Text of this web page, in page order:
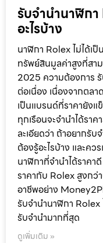
รับจำนำนาฬิกา
อะไรบ้าง
นาฬิกา Rolex ไม่ได้เ
ทรัพย์สินมูลค่าสูงที่สา
2025 ความต้องการ
ต่อเนื่อง เนื่องจากตล
เป็นแบรนด์ที่ราคายังแ
ทุกเรือนจะจำนำได้รา
ละเอียดว่า ถ้าอยากรั
ต้องรู้อะไรบ้าง และคว
นาฬิกาที่จำนำได้ราคา
ราคากับ Rolex สูงกว่
อาชีพอย่าง
รับจำนำนาฬิกา Rolex
รับจำนำมากที่สุด
ดูเพิ่มเติม »